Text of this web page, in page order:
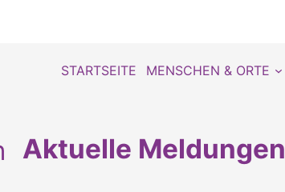
STARTSEITE MENSCHEN & ORTE
Aktuelle Meldungen